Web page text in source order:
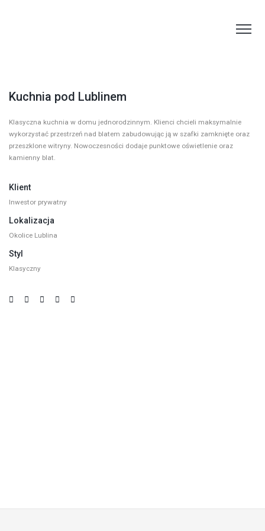
Kuchnia pod Lublinem
Klasyczna kuchnia w domu jednorodzinnym. Klienci chcieli maksymalnie
wykorzystać przestrzeń nad blatem zabudowując ją w szafki zamknięte oraz
przeszklone witryny. Nowoczesności dodaje punktowe oświetlenie oraz
kamienny blat.
Klient
Inwestor prywatny
Lokalizacja
Okolice Lublina
Styl
Klasyczny